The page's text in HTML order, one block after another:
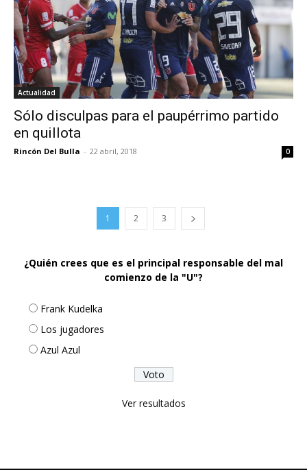
Actualidad
Sólo disculpas para el paupérrimo partido
en quillota
Rincón Del Bulla - 22 abril, 2018 0
1 2 3
¿Quién crees que es el principal responsable del mal
comienzo de la "U"?
Frank Kudelka
Los jugadores
Azul Azul
Ver resultados